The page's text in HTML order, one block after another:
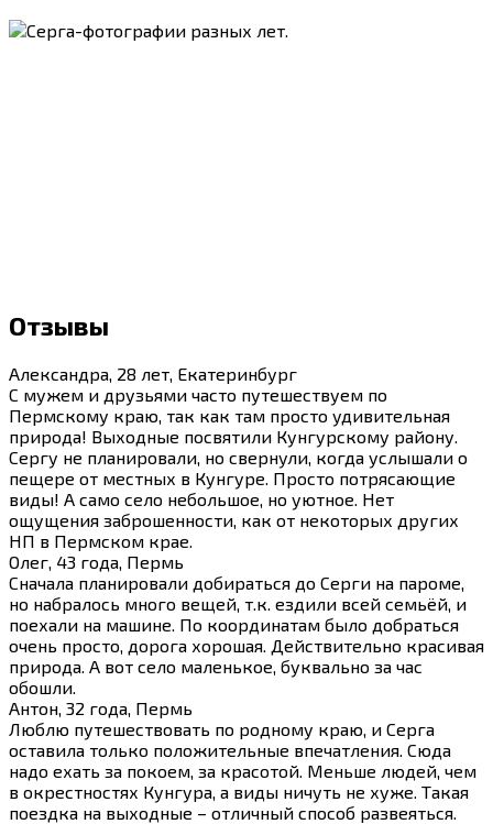
Отзывы
Александра, 28 лет, Екатеринбург
С мужем и друзьями часто путешествуем по
Пермскому краю, так как там просто удивительная
природа! Выходные посвятили Кунгурскому району.
Сергу не планировали, но свернули, когда услышали о
пещере от местных в Кунгуре. Просто потрясающие
виды! А само село небольшое, но уютное. Нет
ощущения заброшенности, как от некоторых других
НП в Пермском крае.
Олег, 43 года, Пермь
Сначала планировали добираться до Серги на пароме,
но набралось много вещей, т.к. ездили всей семьёй, и
поехали на машине. По координатам было добраться
очень просто, дорога хорошая. Действительно красивая
природа. А вот село маленькое, буквально за час
обошли.
Антон, 32 года, Пермь
Люблю путешествовать по родному краю, и Серга
оставила только положительные впечатления. Сюда
надо ехать за покоем, за красотой. Меньше людей, чем
в окрестностях Кунгура, а виды ничуть не хуже. Такая
поездка на выходные – отличный способ развеяться.